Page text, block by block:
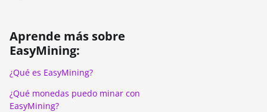
Aprende más sobre
EasyMining:
¿Qué es EasyMining?
¿Qué monedas puedo minar con
EasyMining?